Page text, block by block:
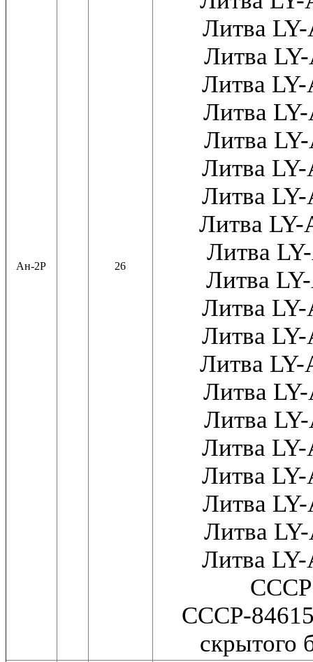
Ан-2Р 26
Литва
Литва
Литва
Литва
Литва
Литва
Литва
Литва
Литва
Литва
Литва
Литва
Литва
Литва
Литва
Литва
Литва
Литва
Литва
Литва
СССР
СССР-
скрытого